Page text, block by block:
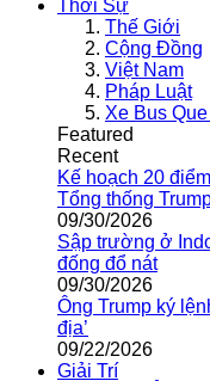
Thời Sự
Thế Giới
Cộng Đồng
Việt Nam
Pháp Luật
Xe Bus
Featured
Recent
Kế hoạch 20
Tổng thống
09/30/2026
Sập trường ở
đống đổ nát
09/30/2026
Ông Trump ký
địa’
09/22/2026
Giải Trí